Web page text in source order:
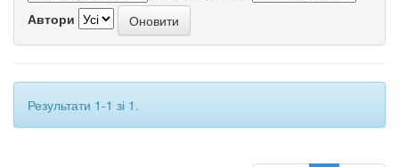
Автори
Результати 1-1 зі 1.